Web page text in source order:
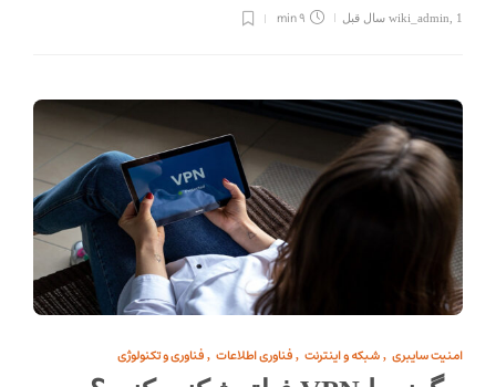
wiki_admin 1 سال قبل 9 min
امنیت سایبری , شبکه و اینترنت , فناوری اطلاعات , فناوری و تکنولوژی